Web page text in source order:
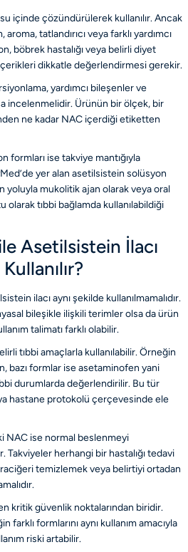
içinde çözündürülerek kullanılır. Ancak
tatlandırıcı veya farklı yardımcı
böbrek hastalığı veya belirli diyet
içerikleri dikkatle değerlendirmesi gerekir.
yardımcı bileşenler ve
incelenmelidir. Ürünün bir ölçek, bir
ne kadar NAC içerdiği etiketten
formları ise takviye mantığıyla
yer alan asetilsistein solüsyon
yoluyla mukolitik ajan olarak veya oral
tıbbi bağlamda kullanılabildiği
Asetilsistein İlacı
ilacı aynı şekilde kullanılmamalıdır.
bileşikle ilişkili terimler olsa da ürün
talimatı farklı olabilir.
tıbbi amaçlarla kullanılabilir. Örneğin
bazı formlar ise asetaminofen yani
durumlarda değerlendirilir. Bu tür
hastane protokolü çerçevesinde ele
NAC ise normal beslenmeyi
Takviyeler herhangi bir hastalığı tedavi
temizlemek veya belirtiyi ortadan
kritik güvenlik noktalarından biridir.
farklı formlarını aynı kullanım amacıyla
riski artabilir.